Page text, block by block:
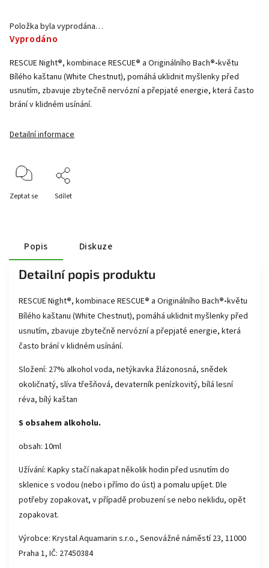
Vyprodáno
Položka byla vyprodána…
RESCUE Night®, kombinace RESCUE® a Originálního Bach®-květu
Bílého kaštanu (White Chestnut), pomáhá uklidnit myšlenky před
usnutím, zbavuje zbytečně nervózní a přepjaté energie, která často
brání v klidném usínání.
Detailní informace
Zeptat se Sdílet
Popis Diskuze
Detailní popis produktu
RESCUE Night®, kombinace RESCUE® a Originálního Bach®-květu
Bílého kaštanu (White Chestnut), pomáhá uklidnit myšlenky před
usnutím, zbavuje zbytečně nervózní a přepjaté energie, která
často brání v klidném usínání.
Složení: 27% alkohol voda, netýkavka žlázonosná, snědek
okoličnatý, slíva třešňová, devaterník penízkovitý, bílá lesní
réva, bílý kaštan
S obsahem alkoholu.
obsah: 10ml
Užívání: Kapky stačí nakapat několik hodin před usnutím do
sklenice s vodou (nebo i přímo do úst) a pomalu upíjet. Dle
potřeby zopakovat, v případě probuzení se nebo neklidu, opět
zopakovat.
Výrobce: Krystal Aquamarin s.r.o., Senovážné náměstí 23, 11000
Praha 1, IČ: 27450384